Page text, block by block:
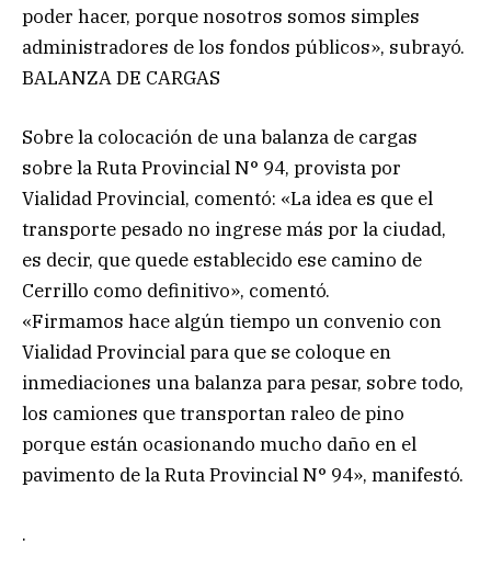
poder hacer, porque nosotros somos simples
administradores de los fondos públicos», subrayó.
BALANZA DE CARGAS
Sobre la colocación de una balanza de cargas
sobre la Ruta Provincial N° 94, provista por
Vialidad Provincial, comentó: «La idea es que el
transporte pesado no ingrese más por la ciudad,
es decir, que quede establecido ese camino de
Cerrillo como definitivo», comentó.
«Firmamos hace algún tiempo un convenio con
Vialidad Provincial para que se coloque en
inmediaciones una balanza para pesar, sobre todo,
los camiones que transportan raleo de pino
porque están ocasionando mucho daño en el
pavimento de la Ruta Provincial N° 94», manifestó.
.